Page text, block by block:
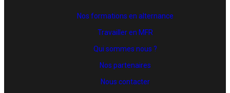
Nos formations en alternance
Travailler en MFR
Qui sommes nous ?
Nos partenaires
Nous contacter